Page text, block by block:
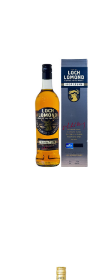
In den Korb